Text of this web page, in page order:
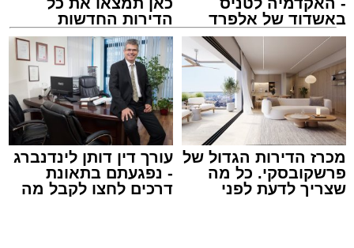
זה היה ארוע יוצא דופן. בלי מילים.
במשך שעות ארוכות של ליל שישי, נהנו המונים
מתושבי אשדוד מהארוע המרכזי של 'מעגלים'.
ואכן, כפי שהובטח, לא היה מדובר במופע שגרתי,
אלא במעמד של טיש חסידי אותנטי, שהצליח
לסחוף אליו את ההמונים מעומק ימי החולין - אל
באשדוד של אלפרד
קריאולנסקי - לילדים
הדירות החדשות
למכירה באשדוד >>>
מכרז הדירות הגדול של
פרשקובסקי. כל מה
שצריך לדעת לפני
עורך דין דותן לינדנברג
- נפגעתם בתאונת
דרכים לחצו לקבל מה